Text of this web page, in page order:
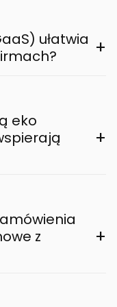
ułatwia +
eko
+
z
+